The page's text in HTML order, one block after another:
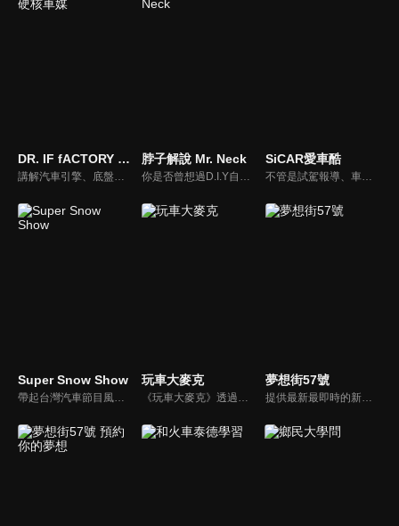
DR. IF fACTORY 硬核車媒
講解汽車引擎、底盤的硬知識、黑科技，「 實事求是、看到什麼講什麼 」是 「DR.IF fACTORY 硬核車媒」 的精神。
脖子解說 Mr. Neck
你是否曾想過D.I.Y自己的愛車卻尋求不到協助？你是否考慮特定車款卻不知風評如何？你是否想跟廣大的車友們交流、交心、交朋友？分享「說車、玩車、聊車」的大小事！不管你懂車、不懂車、甚至是想買車的朋友，我們會把最新的車市資訊，以及養車的小知識分享給大家！
SiCAR愛車酷
不管是試駕報導、車用產品試用分享或是安全駕駛教室等等，「SiCAR愛車酷」都會不定期推出各式風格的汽車短片與你們分享。
Super Snow Show
帶起台灣汽車節目風潮，前TVBS《地球黃金線》與東森《夢想街57號》主持人，「車界女神」廖盈婷，自製談話性節目《Super Snow Show》，持續以熱情和風趣的主持風格，打造出高人氣試車頻道，介紹車與生活。
玩車大麥克
《玩車大麥克》透過輕鬆、愉快的方式，把汽車、親子、旅遊與美食等相關資訊傳達給網友們。玩樂生活、輕鬆懂車！
夢想街57號
提供最新最即時的新車資訊、邀請汽車達人分享試車報告，同時幫觀眾做最仔細的車款集評。還有專家分享最實用、最省錢的愛車維修撇步，甚至將難得一見的限量車、改裝車直接搬到棚內，將更專業、更豐富、更多元化的內容呈現給觀眾。